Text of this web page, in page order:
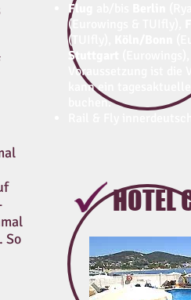
So
Flug
(Eurowings & TUIfly),
(TUIfly),
Stuttgart
Voraussetzung ist die
kann ein
buchen.
HOTEL